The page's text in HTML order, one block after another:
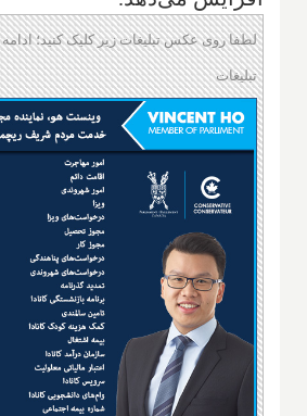
لطفا روی عکس تبلیغات زیر کلیک کنید؛
تبلیغات